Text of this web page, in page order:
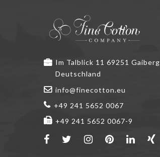
Im Talblick 11 69251 Gaiberg
Deutschland
info@finecotton.eu
+49 241 5652 0067
+49 241 5652 0067-9